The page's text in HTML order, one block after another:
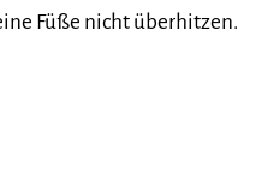
Füße nicht überhitzen.